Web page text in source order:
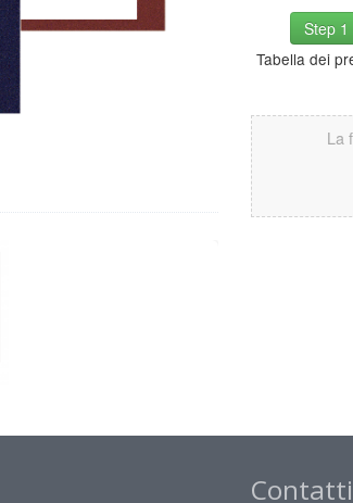
Step 1
Tabella dei
La
Contatti